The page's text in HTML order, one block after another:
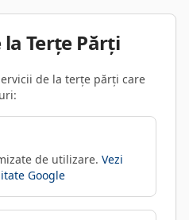
Terțe Părți
de la terțe părți care
de utilizare. Vezi
Google